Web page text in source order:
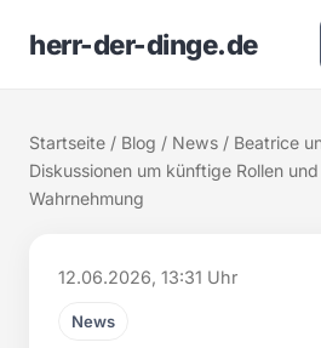
herr-der-dinge.de
Startseite / Blog / News / Beatrice
Diskussionen um künftige Rollen
Wahrnehmung
12.06.2026, 13:31 Uhr
News